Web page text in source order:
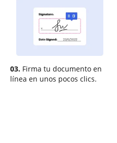
03. Firma tu documento en
línea en unos pocos clics.